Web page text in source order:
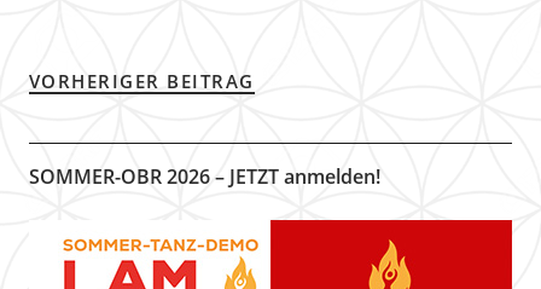
VORHERIGER BEITRAG
SOMMER-OBR 2026 – JETZT anmelden!